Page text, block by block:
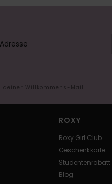
Willkommens-Mail
ROXY
Roxy Girl Club
Geschenkkarte
Studentenrabatt
Blog